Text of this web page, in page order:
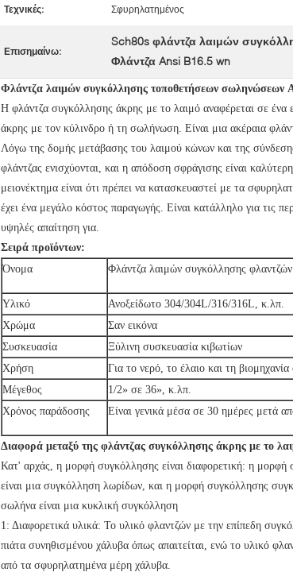
Τεχνικές: Σφυρηλατημένος
Επισημαίνω:
Sch80s φλάντζα λαιμών
Φλάντζα Ansi B16.5 wn
Φλάντζα λαιμών συγκόλλησης τοποθετήσεων σωληνώσεων
Η φλάντζα συγκόλλησης άκρης με το λαιμό αναφέρεται σε ένα
άκρης με τον κύλινδρο ή τη σωλήνωση. Είναι μια ακέραια
Λόγω της δομής μετάβασης του λαιμού κώνων και της
φλάντζας ενισχύονται, και η απόδοση σφράγισης είναι
μειονέκτημα είναι ότι πρέπει να κατασκευαστεί με τα
έχει ένα μεγάλο κόστος παραγωγής. Είναι κατάλληλο για τις
υψηλές απαίτηση για.
Σειρά προϊόντων:
Όνομα
Φλάντζα λαιμών συγκόλλησης
Υλικό
Ανοξείδωτο 304/304L/316/316L, κ.λπ.
Χρώμα
Σαν εικόνα
Συσκευασία
Ξύλινη συσκευασία κιβωτίων
Χρήση
Για το νερό, το έλαιο και τη
Μέγεθος
1/2» σε 36», κ.λπ.
Χρόνος παράδοσης
Είναι γενικά μέσα σε 30 ημέρες μετά
Διαφορά μεταξύ της φλάντζας συγκόλλησης άκρης με το
Κατ' αρχάς, η μορφή συγκόλλησης είναι διαφορετική: η
είναι μια συγκόλληση λωρίδων, και η μορφή συγκόλλησης
σωλήνα είναι μια κυκλική συγκόλληση
1: Διαφορετικά υλικά: Το υλικό φλαντζών με την επίπεδη
πιάτα συνηθισμένου χάλυβα όπως απαιτείται, ενώ το υλικό
από τα σφυρηλατημένα μέρη χάλυβα.